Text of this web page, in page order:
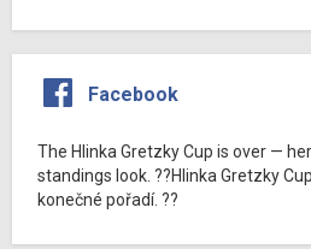
Facebook
The Hlinka Gretzky Cup is over —
standings look. ??Hlinka Gretzky
konečné pořadí. ??